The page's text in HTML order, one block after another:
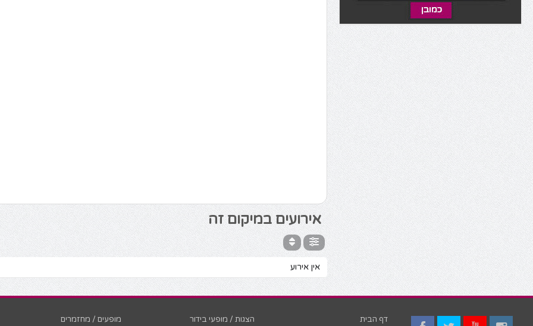
אירועים במיקום זה
אין אירוע
מופעים / מחזמרים הצגות / מופעי בידור דף הבית